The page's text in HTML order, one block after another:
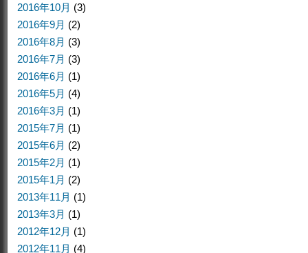
2016年10月 (3)
2016年9月 (2)
2016年8月 (3)
2016年7月 (3)
2016年6月 (1)
2016年5月 (4)
2016年3月 (1)
2015年7月 (1)
2015年6月 (2)
2015年2月 (1)
2015年1月 (2)
2013年11月 (1)
2013年3月 (1)
2012年12月 (1)
2012年11月 (4)